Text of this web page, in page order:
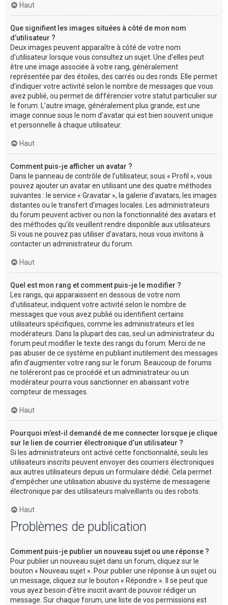
Haut
Que signifient les images situées à côté de mon nom
d’utilisateur ?
Deux images peuvent apparaître à côté de votre nom
d’utilisateur lorsque vous consultez un sujet. Une d’elles peut
être une image associée à votre rang, généralement
représentée par des étoiles, des carrés ou des ronds. Elle permet
d’indiquer votre activité selon le nombre de messages que vous
avez publié, ou permet de différencier votre statut particulier sur
le forum. L’autre image, généralement plus grande, est une
image connue sous le nom d’avatar qui est bien souvent unique
et personnelle à chaque utilisateur.
Haut
Comment puis-je afficher un avatar ?
Dans le panneau de contrôle de l’utilisateur, sous « Profil », vous
pouvez ajouter un avatar en utilisant une des quatre méthodes
suivantes : le service « Gravatar », la galerie d’avatars, les images
distantes ou le transfert d’images locales. Les administrateurs
du forum peuvent activer ou non la fonctionnalité des avatars et
des méthodes qu’ils veuillent rendre disponible aux utilisateurs.
Si vous ne pouvez pas utiliser d’avatars, nous vous invitons à
contacter un administrateur du forum.
Haut
Quel est mon rang et comment puis-je le modifier ?
Les rangs, qui apparaissent en dessous de votre nom
d’utilisateur, indiquent votre activité selon le nombre de
messages que vous avez publié ou identifient certains
utilisateurs spécifiques, comme les administrateurs et les
modérateurs. Dans la plupart des cas, seul un administrateur du
forum peut modifier le texte des rangs du forum. Merci de ne
pas abuser de ce système en publiant inutilement des messages
afin d’augmenter votre rang sur le forum. Beaucoup de forums
ne toléreront pas ce procédé et un administrateur ou un
modérateur pourra vous sanctionner en abaissant votre
compteur de messages.
Haut
Pourquoi m’est-il demandé de me connecter lorsque je clique
sur le lien de courrier électronique d’un utilisateur ?
Si les administrateurs ont activé cette fonctionnalité, seuls les
utilisateurs inscrits peuvent envoyer des courriers électroniques
aux autres utilisateurs depuis un formulaire dédié. Cela permet
d’empêcher une utilisation abusive du système de messagerie
électronique par des utilisateurs malveillants ou des robots.
Haut
Problèmes de publication
Comment puis-je publier un nouveau sujet ou une réponse ?
Pour publier un nouveau sujet dans un forum, cliquez sur le
bouton « Nouveau sujet ». Pour publier une réponse à un sujet ou
un message, cliquez sur le bouton « Répondre ». Il se peut que
vous ayez besoin d’être inscrit avant de pouvoir rédiger un
message. Sur chaque forum, une liste de vos permissions est